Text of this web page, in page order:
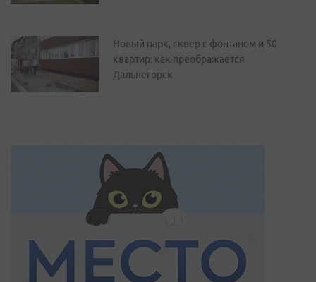
Новый парк, сквер с фонтаном и 50
квартир: как преображается
Дальнегорск